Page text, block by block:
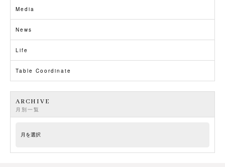
Media
News
Life
Table Coordinate
ARCHIVE
月別一覧